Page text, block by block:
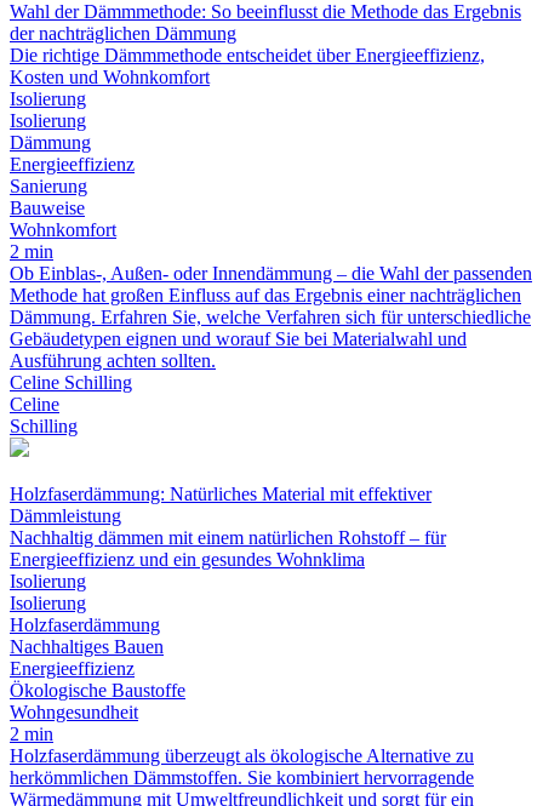
Wahl der Dämmmethode: So beeinflusst die Methode das Ergebnis
der nachträglichen Dämmung
Die richtige Dämmmethode entscheidet über Energieeffizienz,
Kosten und Wohnkomfort
Isolierung
Isolierung
Dämmung
Energieeffizienz
Sanierung
Bauweise
Wohnkomfort
2 min
Ob Einblas-, Außen- oder Innendämmung – die Wahl der passenden
Methode hat großen Einfluss auf das Ergebnis einer nachträglichen
Dämmung. Erfahren Sie, welche Verfahren sich für unterschiedliche
Gebäudetypen eignen und worauf Sie bei Materialwahl und
Ausführung achten sollten.
Celine Schilling
Celine
Schilling
Holzfaserdämmung: Natürliches Material mit effektiver
Dämmleistung
Nachhaltig dämmen mit einem natürlichen Rohstoff – für
Energieeffizienz und ein gesundes Wohnklima
Isolierung
Isolierung
Holzfaserdämmung
Nachhaltiges Bauen
Energieeffizienz
Ökologische Baustoffe
Wohngesundheit
2 min
Holzfaserdämmung überzeugt als ökologische Alternative zu
herkömmlichen Dämmstoffen. Sie kombiniert hervorragende
Wärmedämmung mit Umweltfreundlichkeit und sorgt für ein